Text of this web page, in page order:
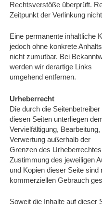
Rechtsverstöße überprüft.
Zeitpunkt der Verlinkung
Eine permanente inhaltliche
jedoch ohne konkrete
nicht zumutbar. Bei
werden wir derartige Links
umgehend entfernen.
Urheberrecht
Die durch die
diesen Seiten unterliegen
Vervielfältigung,
Verwertung außerhalb der
Grenzen des
Zustimmung des jeweiligen
und Kopien dieser Seite sind
kommerziellen Gebrauch
Soweit die Inhalte auf dieser